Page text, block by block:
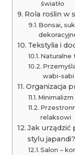
światło
Rola roślin w
Bonsai,
Tekstylia i
Naturalne
wabi-sabi
Organizacja
relaksowi
Jak urządzić
stylu japandi?
Salon –